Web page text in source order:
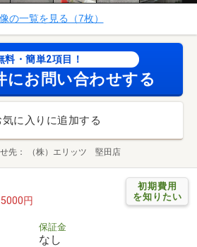
の一覧を見る（7枚）
料・簡単2項目！
にお問い合わせする
気に入りに追加する
先 （株）エリッツ 堅田店
初期費用
を知りたい
円
保証金
なし